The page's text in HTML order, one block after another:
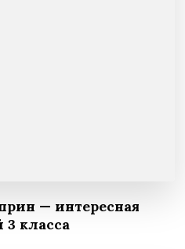
— интересная
3 класса